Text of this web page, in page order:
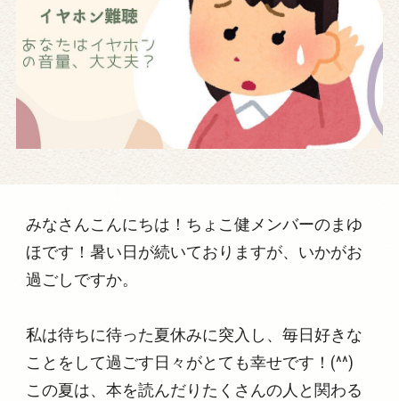
みなさんこんにちは！ちょこ健メンバーのまゆ
ほです！暑い日が続いておりますが、いかがお
過ごしですか。
私は待ちに待った夏休みに突入し、毎日好きな
ことをして過ごす日々がとても幸せです！(^^)
この夏は、本を読んだりたくさんの人と関わる